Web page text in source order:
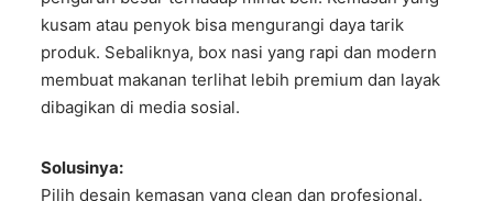
kusam atau penyok bisa mengurangi daya tarik
produk. Sebaliknya, box nasi yang rapi dan modern
membuat makanan terlihat lebih premium dan layak
dibagikan di media sosial.
Solusinya:
Pilih desain kemasan yang clean dan profesional.